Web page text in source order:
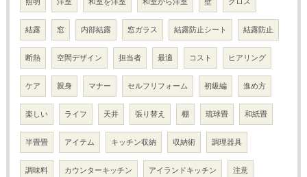
結露 窓 内部結露 窓ガラス 結露防止シート 結露防止
断熱 空間デザイン 担当者 最適 コスト ヒアリング
ケア 親身 マナー セルフリフォーム 初級編 進め方
楽しい ライフ 天井 張り替え 棚 琉球畳 和紙畳
半畳畳 アイテム キッチン収納 収納術 調理器具
調味料 カウンターキッチン アイランドキッチン 注意